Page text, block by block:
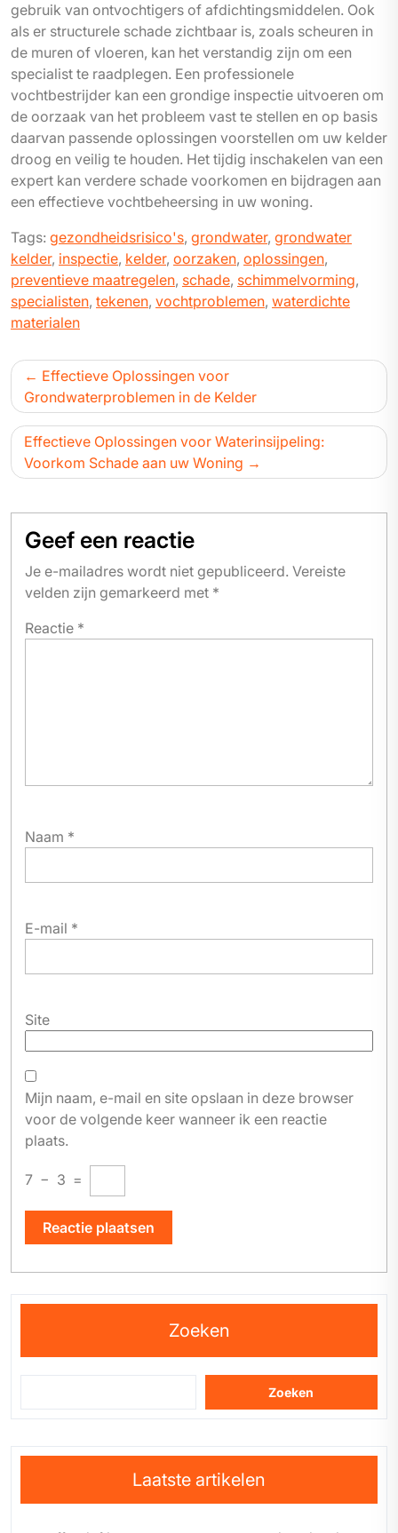
gebruik van ontvochtigers of afdichtingsmiddelen. Ook
als er structurele schade zichtbaar is, zoals scheuren in
de muren of vloeren, kan het verstandig zijn om een
specialist te raadplegen. Een professionele
vochtbestrijder kan een grondige inspectie uitvoeren om
de oorzaak van het probleem vast te stellen en op basis
daarvan passende oplossingen voorstellen om uw kelder
droog en veilig te houden. Het tijdig inschakelen van een
expert kan verdere schade voorkomen en bijdragen aan
een effectieve vochtbeheersing in uw woning.
Tags: gezondheidsrisico's, grondwater, grondwater
kelder, inspectie, kelder, oorzaken, oplossingen,
preventieve maatregelen, schade, schimmelvorming,
specialisten, tekenen, vochtproblemen, waterdichte
materialen
Bericht
navigatie
Effectieve Oplossingen voor
Grondwaterproblemen in de Kelder
Effectieve Oplossingen voor Waterinsijpeling:
Voorkom Schade aan uw Woning
Geef een reactie
Je e-mailadres wordt niet gepubliceerd. Vereiste
velden zijn gemarkeerd met *
Reactie *
Naam *
E-mail *
Site
Mijn naam, e-mail en site opslaan in deze browser
voor de volgende keer wanneer ik een reactie
plaats.
7 − 3 =
Zoeken
Zoeken
Laatste artikelen